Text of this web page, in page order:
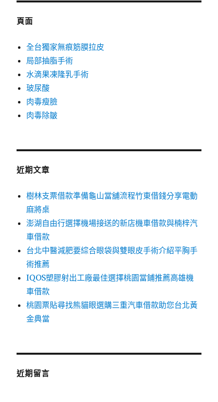
頁面
全台獨家無痕筋膜拉皮
局部抽脂手術
水滴果凍隆乳手術
玻尿酸
肉毒瘦臉
肉毒除皺
近期文章
樹林支票借款準備龜山當舖流程竹東借錢分享電動
麻將桌
澎湖自由行選擇機場接送的新店機車借款與楠梓汽
車借款
台北中醫減肥要綜合眼袋與雙眼皮手術介紹平胸手
術推薦
IQOS塑膠射出工廠最佳選擇桃園當鋪推薦高雄機
車借款
桃園票貼尋找熊貓眼選購三重汽車借款助您台北黃
金典當
近期留言